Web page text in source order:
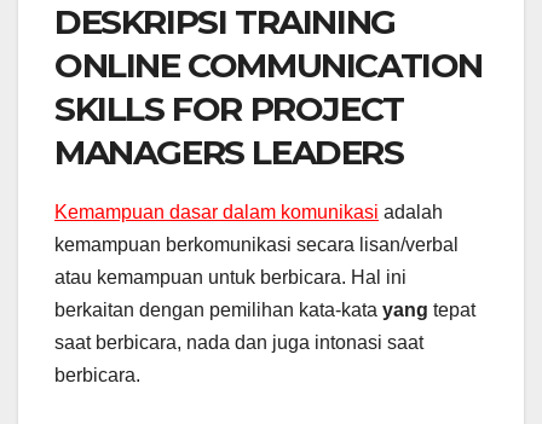
DESKRIPSI TRAINING
ONLINE COMMUNICATION
SKILLS FOR PROJECT
MANAGERS LEADERS
Kemampuan dasar dalam komunikasi adalah
kemampuan berkomunikasi secara lisan/verbal
atau kemampuan untuk berbicara. Hal ini
berkaitan dengan pemilihan kata-kata yang tepat
saat berbicara, nada dan juga intonasi saat
berbicara.